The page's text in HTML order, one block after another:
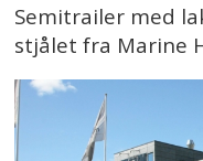
Semitrailer med
stjålet fra Marine